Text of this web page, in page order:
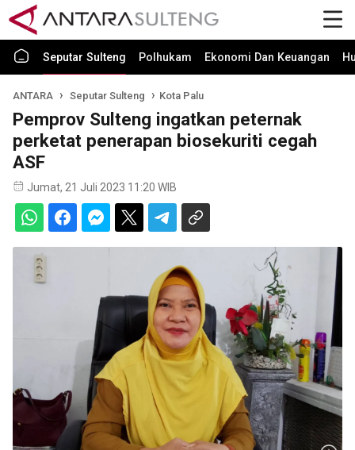
Seputar Sulteng Polhukam Ekonomi Dan Keuangan
ANTARA Seputar Sulteng Kota Palu
Pemprov Sulteng ingatkan peternak
perketat penerapan biosekuriti cegah
ASF
Jumat, 21 Juli 2023 11:20 WIB